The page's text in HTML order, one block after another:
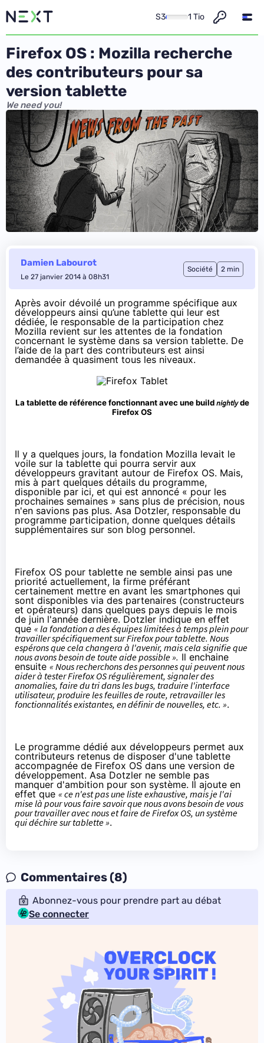
S3 1 Tio
Firefox OS : Mozilla recherche
des contributeurs pour sa
version tablette
We need you!
Damien Labourot
Le 27 janvier 2014 à 08h31
Société 2 min
Après avoir dévoilé un programme spécifique aux
développeurs ainsi qu’une tablette qui leur est
dédiée, le responsable de la participation chez
Mozilla revient sur les attentes de la fondation
concernant le système dans sa version tablette. De
l’aide de la part des contributeurs est ainsi
demandée à quasiment tous les niveaux.
La tablette de référence fonctionnant avec une buildnightlyde
Firefox OS
Il y a quelques jours, la fondation Mozilla levait le
voile sur la tablette qui pourra servir aux
développeurs gravitant autour de Firefox OS. Mais,
mis à part quelques détails du programme,
disponible par ici, et qui est annoncé « pour les
prochaines semaines » sans plus de précision, nous
n'en savions pas plus. Asa Dotzler, responsable du
programme participation, donne quelques détails
supplémentaires sur son blog personnel.
Firefox OS pour tablette ne semble ainsi pas une
priorité actuellement, la firme préférant
certainement mettre en avant les smartphones qui
sont disponibles via des partenaires (constructeurs
et opérateurs) dans quelques pays depuis le mois
de juin l'année dernière. Dotzler indique en effet
que « la fondation a des équipes limitées à temps plein pour
travailler spécifiquement sur Firefox pour tablette. Nous
espérons que cela changera à l'avenir, mais cela signifie que
nous avons besoin de toute aide possible ». Il enchaine
ensuite « Nous recherchons des personnes qui peuvent nous
aider à tester Firefox OS régulièrement, signaler des
anomalies, faire du tri dans les bugs, traduire l'interface
utilisateur, produire les feuilles de route, retravailler les
fonctionnalités existantes, en définir de nouvelles, etc. ».
Le programme dédié aux développeurs permet aux
contributeurs retenus de disposer d'une tablette
accompagnée de Firefox OS dans une version de
développement. Asa Dotzler ne semble pas
manquer d'ambition pour son système. Il ajoute en
effet que « ce n'est pas une liste exhaustive, mais je l'ai
mise là pour vous faire savoir que nous avons besoin de vous
pour travailler avec nous et faire de Firefox OS, un système
qui déchire sur tablette ».
Commentaires (8)
Abonnez-vous pour prendre part au débat
Se connecter